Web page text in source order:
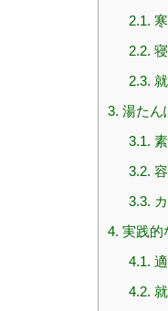
2.1.
2.2.
2.3.
3. 湯たん
3.1.
3.2.
3.3.
4. 実践的
4.1.
4.2.